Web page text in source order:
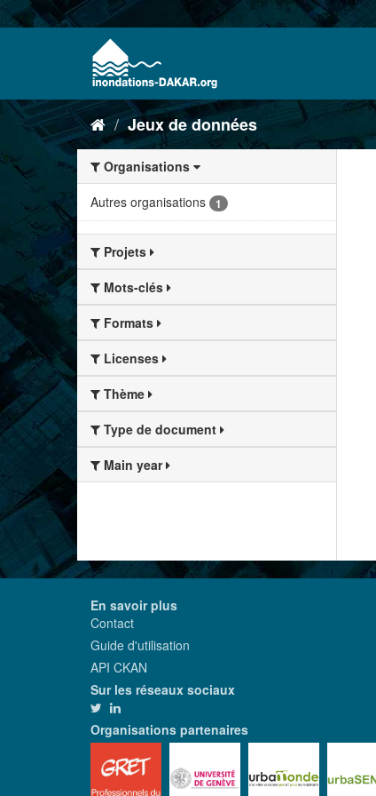
Jeux de données
Organisations
Autres organisations
1
Projets
Mots-clés
Formats
Licenses
Thème
Type de document
Main year
En savoir plus
Contact
Guide d'utilisation
API CKAN
Sur les réseaux sociaux
Organisations partenaires